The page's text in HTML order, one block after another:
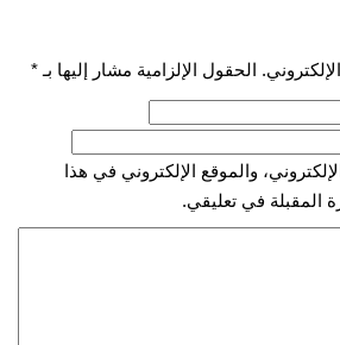
الحقول الإلزامية مشار إليها بـ *
والموقع الإلكتروني في هذا
المقبلة في تعليقي.